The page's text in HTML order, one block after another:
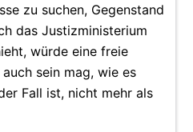
zu suchen, Gegenstand
das Justizministerium
würde eine freie
sein mag, wie es
Fall ist, nicht mehr als